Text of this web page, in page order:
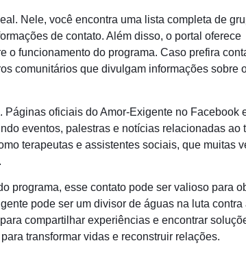
Nele, você encontra uma lista completa de
de contato. Além disso, o portal oferece
o funcionamento do programa. Caso prefira
comunitários que divulgam informações sobre
oficiais do Amor-Exigente no Facebook
eventos, palestras e notícias relacionadas ao
terapeutas e assistentes sociais, que muitas
programa, esse contato pode ser valioso para
pode ser um divisor de águas na luta contra
compartilhar experiências e encontrar
transformar vidas e reconstruir relações.